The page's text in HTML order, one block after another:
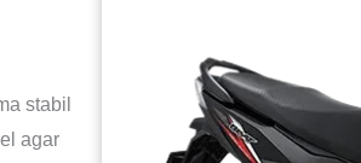
stabil
agar